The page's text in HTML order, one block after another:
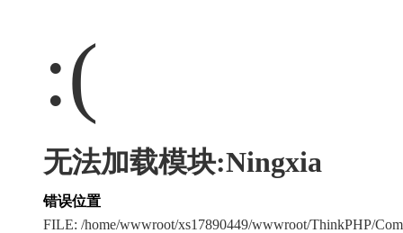
:(
无法加载模块:Ningxia
错误位置
FILE: /home/wwwroot/xs17890449/wwwroot/ThinkPHP/